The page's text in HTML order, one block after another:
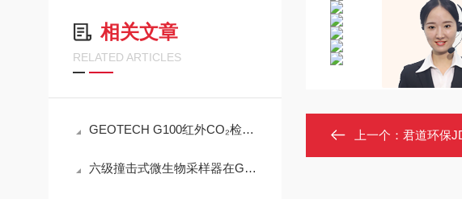
相关文章
RELATED ARTICLES
GEOTECH G100红外CO₂检测仪技术参数
六级撞击式微生物采样器在GB/T 18204.3中的技术适配性分析
上一个： 君道环保JD-157-